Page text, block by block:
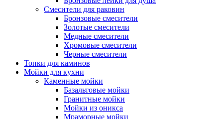
Смесители для раковин
Бронзовые смесители
Золотые смесители
Медные смесители
Хромовые смесители
Черные смесители
Топки для каминов
Мойки для кухни
Каменные мойки
Базальтовые мойки
Гранитные мойки
Мойки из оникса
Мраморные мойки